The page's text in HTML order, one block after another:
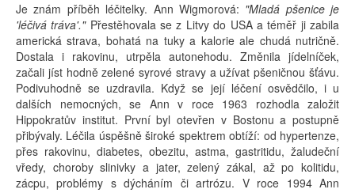
Je znám příběh léčitelky. Ann Wigmorová: "Mladá pšenice je
'léčivá tráva'."Přestěhovala se z Litvy do USA a téměř ji zabila
americká strava, bohatá na tuky a kalorie ale chudá nutričně.
Dostala i rakovinu, utrpěla autonehodu. Změnila jídelníček,
začali jíst hodně zelené syrové stravy a užívat pšeničnou šťávu.
Podivuhodně se uzdravila. Když se její léčení osvědčilo, i u
dalších nemocných, se Ann v roce 1963 rozhodla založit
Hippokratův institut. První byl otevřen v Bostonu a postupně
přibývaly. Léčila úspěšně široké spektrem obtíží: od hypertenze,
přes rakovinu, diabetes, obezitu, astma, gastritidu, žaludeční
vředy, choroby slinivky a jater, zelený zákal, až po kolitidu,
zácpu, problémy s dýcháním či artrózu. V roce 1994 Ann